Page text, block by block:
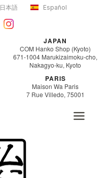
日本語 Español
JAPAN
COM Hanko Shop (Kyoto)
671-1004 Marukizaimoku-cho,
Nakagyo-ku, Kyoto
PARIS
Maison Wa Paris
7 Rue Villedo, 75001